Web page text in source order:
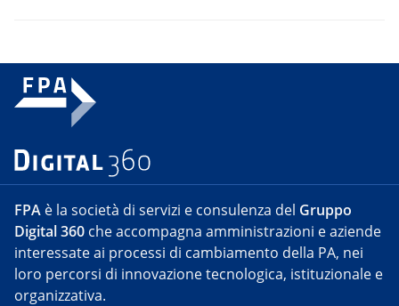
FPA è la società di servizi e consulenza del Gruppo
Digital 360 che accompagna amministrazioni e aziende
interessate ai processi di cambiamento della PA, nei
loro percorsi di innovazione tecnologica, istituzionale e
organizzativa.